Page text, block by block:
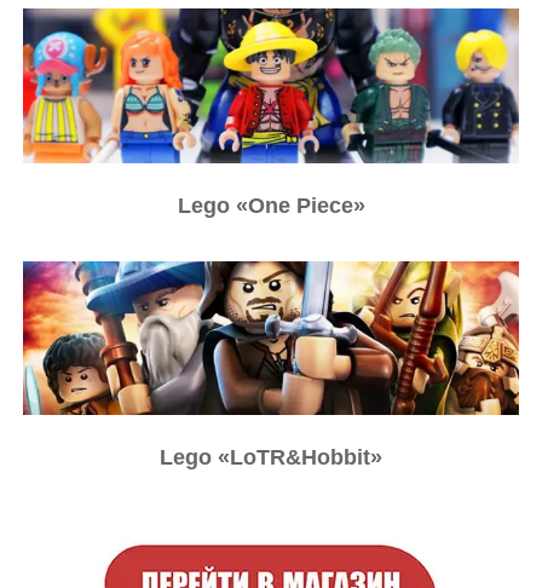
Lego «One Piece»
Lego «LoTR&Hobbit»